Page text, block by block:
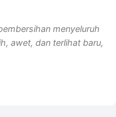
menyeluruh
awet, dan terlihat baru,